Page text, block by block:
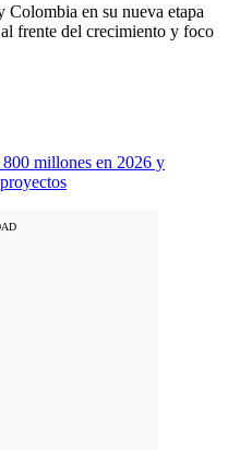
en su nueva etapa
frente del crecimiento y foco